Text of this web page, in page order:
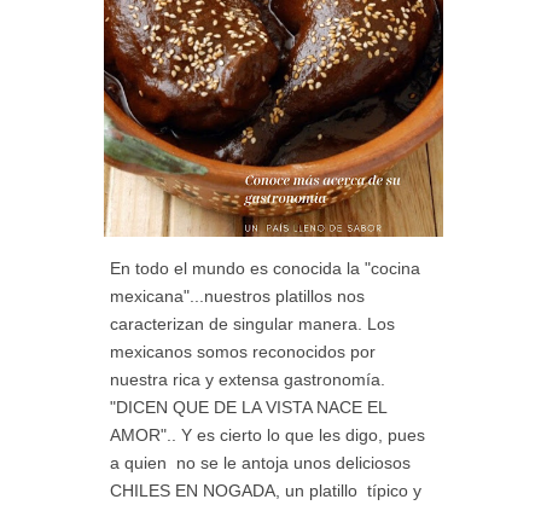
En todo el mundo es conocida la "cocina
mexicana"...nuestros platillos nos
caracterizan de singular manera. Los
mexicanos somos reconocidos por
nuestra rica y extensa gastronomía.
"DICEN QUE DE LA VISTA NACE EL
AMOR".. Y es cierto lo que les digo, pues
a quien no se le antoja unos deliciosos
CHILES EN NOGADA, un platillo típico y